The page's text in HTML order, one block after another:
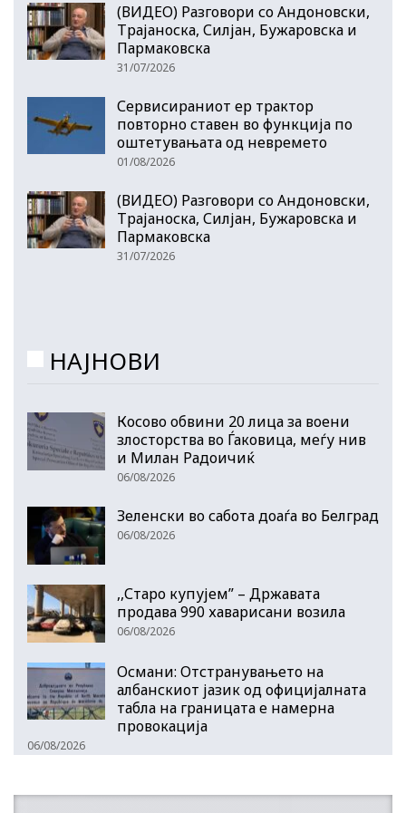
(ВИДЕО) Разговори со Андоновски,
Трајаноска, Силјан, Бужаровска и
Пармаковска
31/07/2026
Сервисираниот ер трактор
повторно ставен во функција по
оштетувањата од невремето
01/08/2026
(ВИДЕО) Разговори со Андоновски,
Трајаноска, Силјан, Бужаровска и
Пармаковска
31/07/2026
НАЈНОВИ
Косово обвини 20 лица за воени
злосторства во Ѓаковица, меѓу нив
и Милан Радоичиќ
06/08/2026
Зеленски во сабота доаѓа во Белград
06/08/2026
,,Старо купујем” – Државата
продава 990 хаварисани возила
06/08/2026
Османи: Отстранувањето на
албанскиот јазик од официјалната
табла на границата е намерна
провокација
06/08/2026